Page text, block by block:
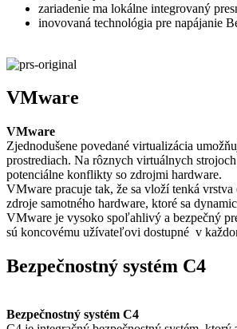
zariadenie ma lokálne integrovaný
inovovaná technológia pre napájanie
VMware
VMware
Zjednodušene povedané virtualizácia
prostrediach. Na rôznych virtuálnych
potenciálne konflikty so zdrojmi hardware.
VMware pracuje tak, že sa vloží tenká
zdroje samotného hardware, ktoré sa
VMware je vysoko spoľahlivý a bezpečný
sú koncovému užívateľovi dostupné v
Bezpečnostný systém C4
Bezpečnostný systém C4